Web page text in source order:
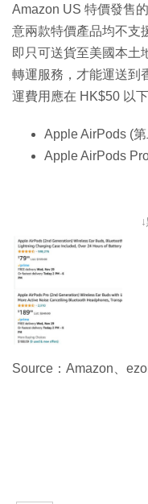
Amazon US 特價發售
意兩款特價產品均不支
即只可送貨至美國本土
轉運服務，才能運送到
運費用應在 HK$50 以下
Apple AirPods (第
Apple AirPods
Source：Amazon、